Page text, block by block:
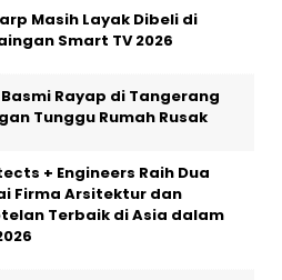
Masih Layak Dibeli di
Smart TV 2026
Rayap di Tangerang
Tunggu Rumah Rusak
+ Engineers Raih Dua
Firma Arsitektur dan
Terbaik di Asia dalam